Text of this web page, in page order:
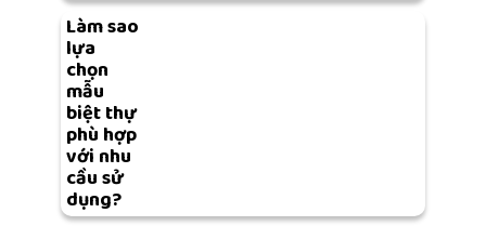
Làm sao
lựa
chọn
mẫu
biệt thự
phù hợp
với nhu
cầu sử
dụng?